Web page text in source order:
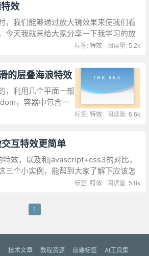
效
，我们能够通过放大镜效果来使我们看
今天我就来给大家分享一下我学习的放
阅读量:5.2k
标签:特效
的层叠海浪特效
，利用几个平面一部
，容器中包含一
阅读量:6.6k
标签:特效
互特效更简单
效，以及和javascript+css3的对比，
三个小实例，能帮到大家了解下应该怎
阅读量:5.8k
标签:特效
1
技术文章 教程资源 前端标签 AI工具集